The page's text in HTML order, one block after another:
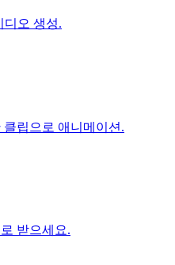
디오 생성.
립으로 애니메이션.
받으세요.